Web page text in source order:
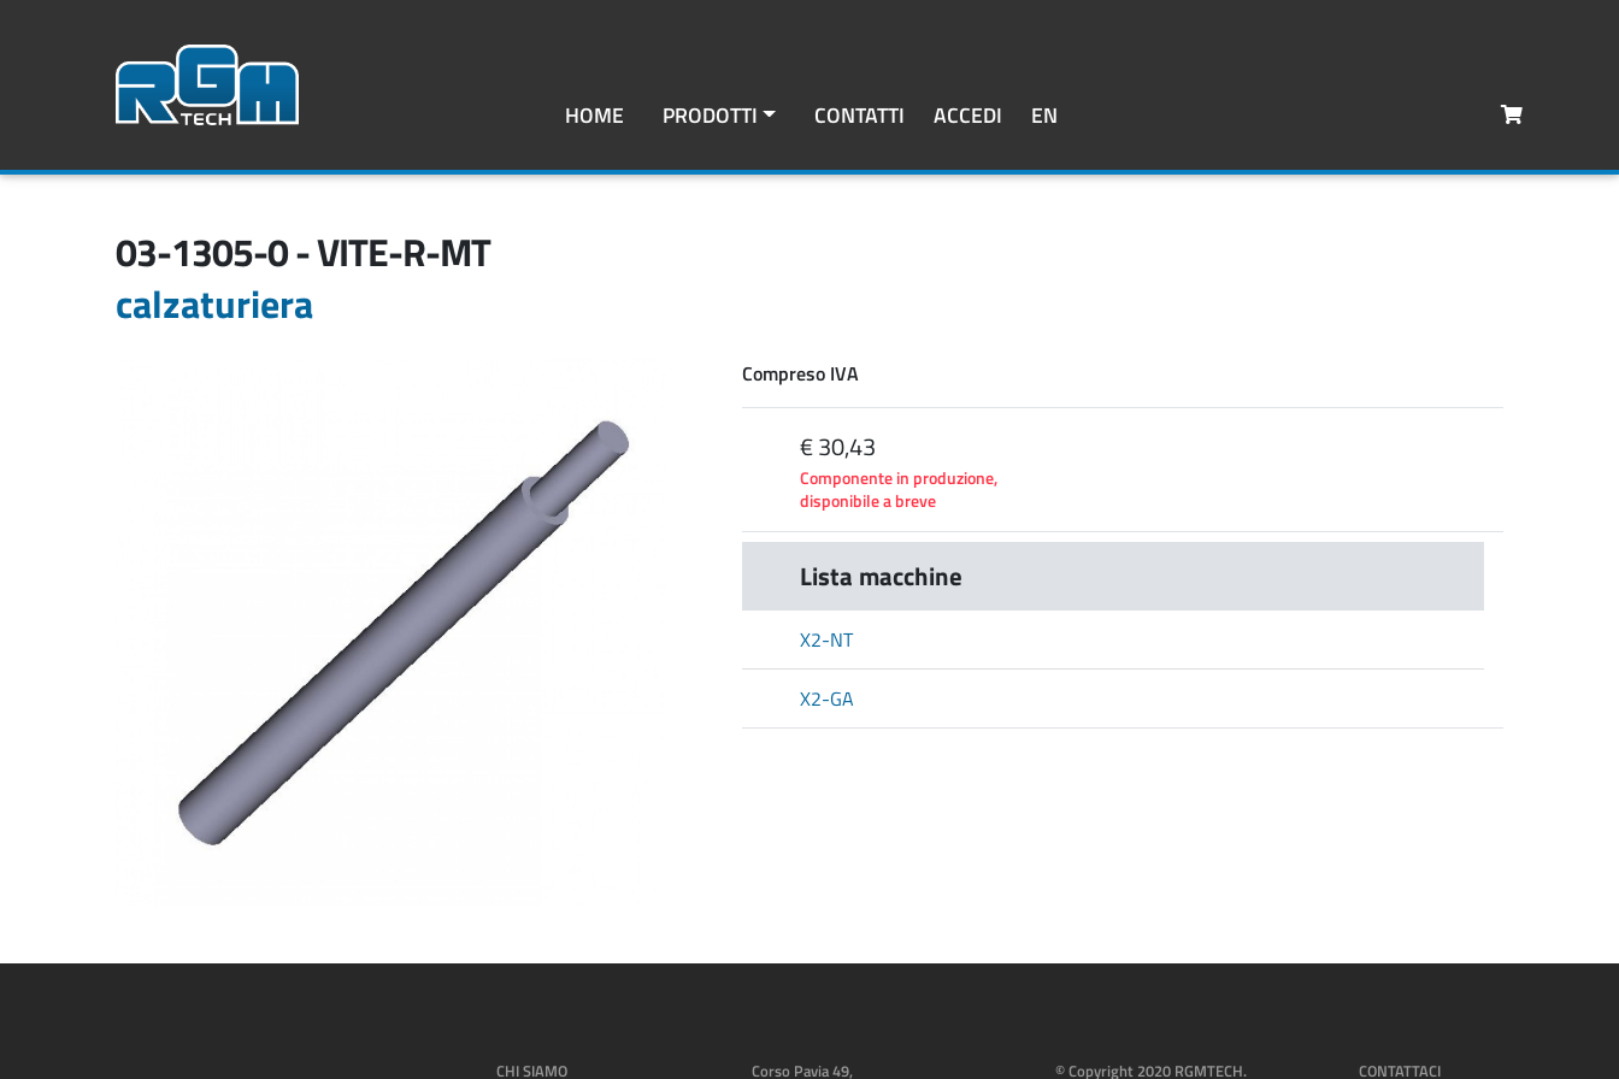
HOME PRODOTTI CONTATTI ACCEDI EN
03-1305-0 - VITE-R-MT
calzaturiera
Compreso IVA
€ 30,43
Componente in produzione,
disponibile a breve
Lista macchine
X2-NT
X2-GA
CHI SIAMO Corso Pavia 49, © Copyright 2020 RGMTECH. CONTATTACI